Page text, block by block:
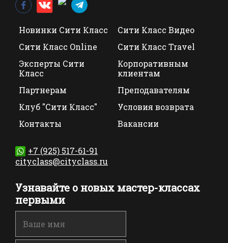
Новинки Сити Класс
Сити Класс Видео
Сити Класс Online
Сити Класс Travel
Эксперты Сити
Класс
Корпоративным
клиентам
Партнерам
Преподавателям
Клуб "Сити Класс"
Условия возврата
Контакты
Вакансии
+7 (925) 517-61-91
cityclass@cityclass.ru
Узнавайте о новых мастер-классах
первыми